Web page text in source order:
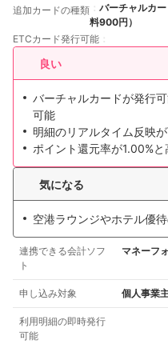
追加カードの種類
バーチャルカ
料900円）
ETCカード発行可能
良い
バーチャルカードが発行
可能
明細のリアルタイム反映
ポイント還元率が1.00%と
気になる
空港ラウンジやホテル優
連携できる会計ソフ
ト
マネーフ
申し込み対象 個人事業
利用明細の即時発行
可能